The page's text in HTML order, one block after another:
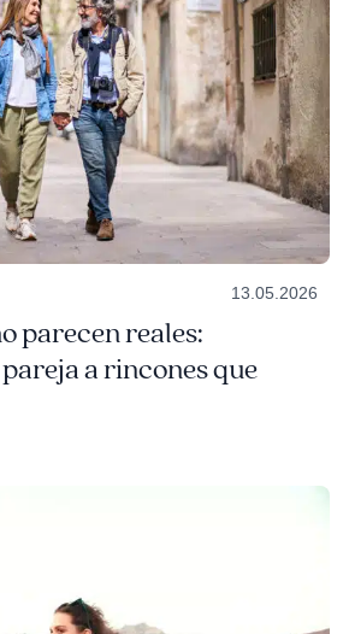
13.05.2026
parecen reales:
a rincones que